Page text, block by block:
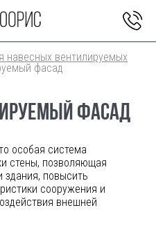
навесных вентилируемых
фасад
ФАСАД
особая система
стены, позволяющая
здания, повысить
сооружения и
внешней